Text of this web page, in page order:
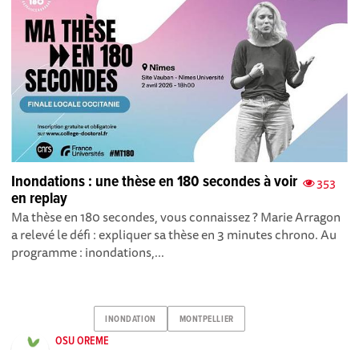
353
Inondations : une thèse en 180 secondes à voir
en replay
Ma thèse en 180 secondes, vous connaissez ? Marie Arragon
a relevé le défi : expliquer sa thèse en 3 minutes chrono. Au
programme : inondations,...
INONDATION MONTPELLIER
OSU OREME